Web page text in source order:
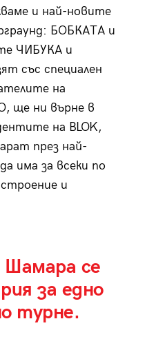
и най-новите
БОБКАТА и
ЧИБУКА и
със специален
на
ще ни върне в
на BLOK,
през най-
има за всеки по
и
се
за едно
турне.